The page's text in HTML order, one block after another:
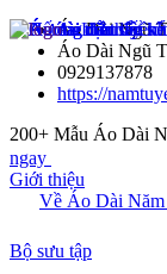
Áo Dài Ngũ
Áo Dài Ngũ
0929137878
https://
200+ Mẫu Áo Dài
ngay
Giới thiệu
Về Áo Dài Năm
Bộ sưu tập